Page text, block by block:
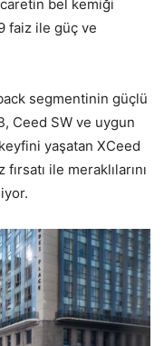
bel kemiği
faiz ile güç ve
segmentinin güçlü
Ceed SW ve uygun
yaşatan XCeed
ile meraklılarını